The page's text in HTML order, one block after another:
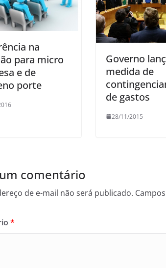
na
para micro
e de
porte
Governo
medida de
de gastos
28/11/2015
comentário
de e-mail não será publicado.
*